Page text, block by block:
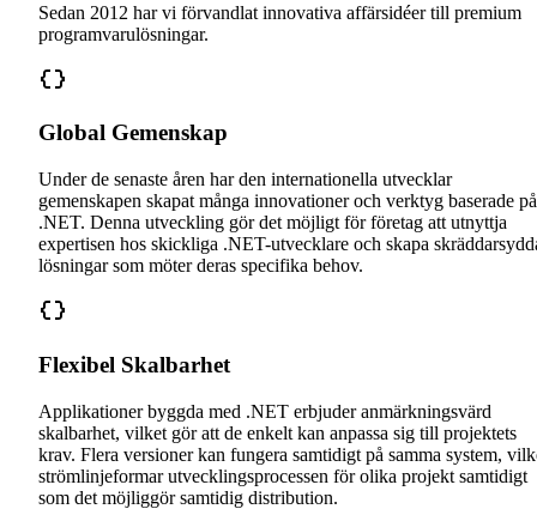
Sedan 2012 har vi förvandlat innovativa affärsidéer till premium
programvarulösningar.
Global Gemenskap
Under de senaste åren har den internationella utvecklar
gemenskapen skapat många innovationer och verktyg baserade på
.NET. Denna utveckling gör det möjligt för företag att utnyttja
expertisen hos skickliga .NET-utvecklare och skapa
lösningar som möter deras specifika behov.
Flexibel Skalbarhet
Applikationer byggda med .NET erbjuder anmärkningsvärd
skalbarhet, vilket gör att de enkelt kan anpassa sig till projektets
krav. Flera versioner kan fungera samtidigt på samma system,
strömlinjeformar utvecklingsprocessen för olika projekt samtidigt
som det möjliggör samtidig distribution.